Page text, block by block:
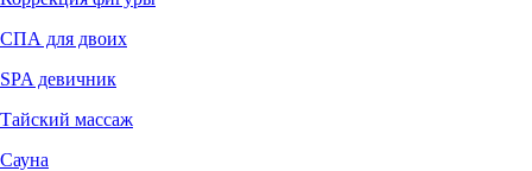
СПА для двоих
SPA девичник
Тайский массаж
Сауна